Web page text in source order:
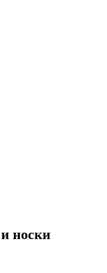
носки